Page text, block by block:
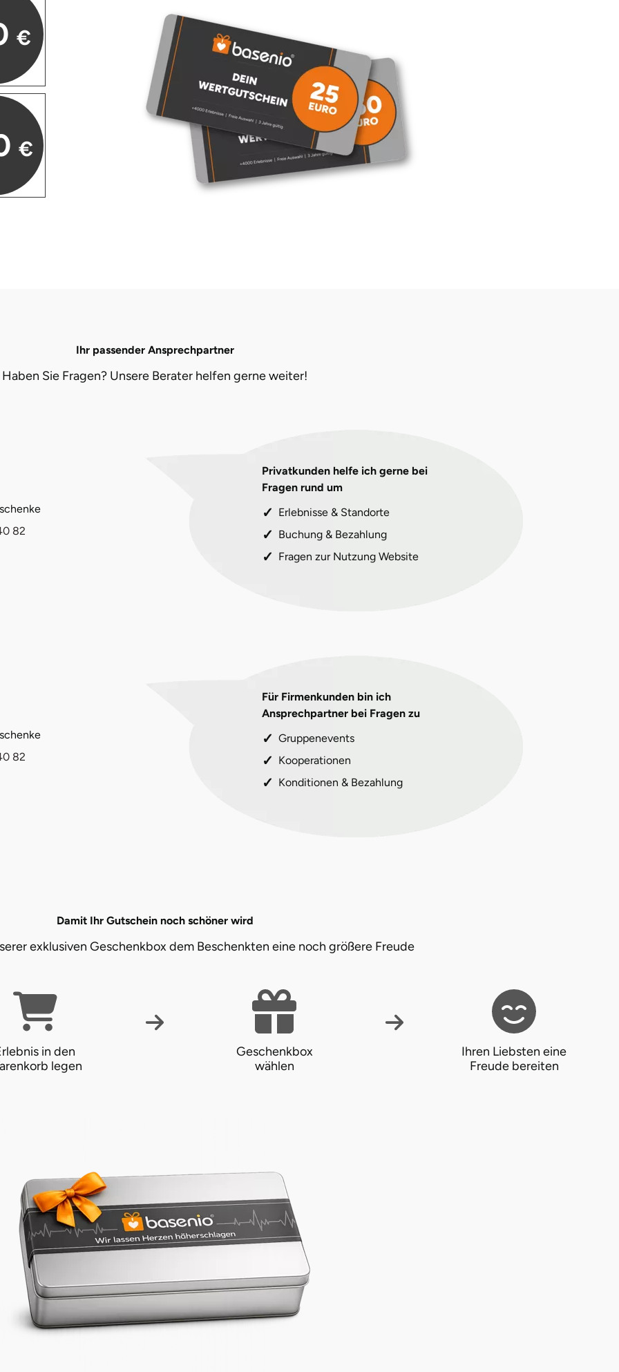
€
€
Ihr passender Ansprechpartner
Haben Sie Fragen? Unsere Berater helfen gerne weiter!
82
Privatkunden helfe ich gerne bei
Fragen rund um
Erlebnisse & Standorte
Buchung & Bezahlung
Fragen zur Nutzung Website
82
Für Firmenkunden bin ich
Ansprechpartner bei Fragen zu
Gruppenevents
Kooperationen
Konditionen & Bezahlung
Damit Ihr Gutschein noch schöner wird
exklusiven Geschenkbox dem Beschenkten eine noch größere Freude
in den
legen
Geschenkbox
wählen
Ihren Liebsten eine
Freude bereiten